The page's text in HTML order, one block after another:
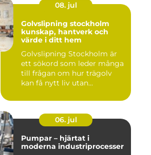
08. jul
Golvslipning stockholm
kunskap, hantverk och
värde i ditt hem
Golvslipning Stockholm är
ett sökord som leder många
till frågan om hur trägolv
kan få nytt liv utan...
06. jul
Pumpar – hjärtat i
moderna industriprocesser